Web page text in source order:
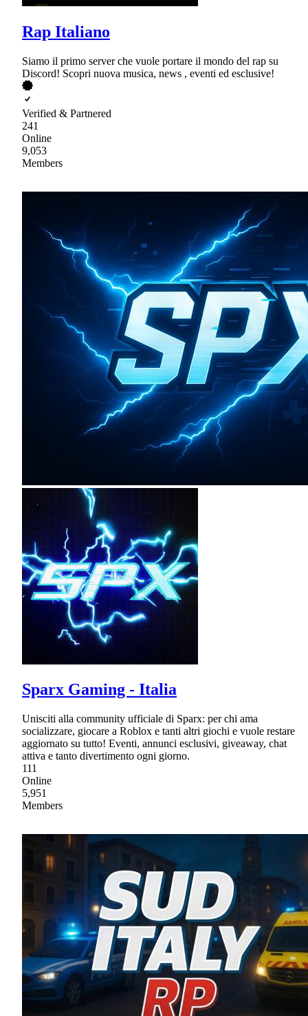
Rap Italiano
Siamo il primo server che vuole portare il mondo del rap su
Discord! Scopri nuova musica, news , eventi ed esclusive!
Verified & Partnered
241
Online
9,053
Members
Sparx Gaming - Italia
Unisciti alla community ufficiale di Sparx: per chi ama
socializzare, giocare a Roblox e tanti altri giochi e vuole restare
aggiornato su tutto! Eventi, annunci esclusivi, giveaway, chat
attiva e tanto divertimento ogni giorno.
111
Online
5,951
Members